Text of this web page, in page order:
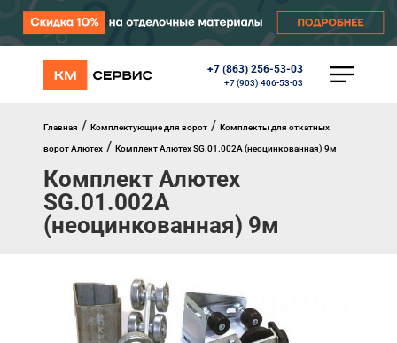
+7 (863) 256-53-03
+7 (903) 406-53-03
КАТАЛОГ
Перегрузочное оборудование
Уличные калитки
Шлагбаумы
Противопожарные ворота
Противопожарные шторы
Маркизы
Окна, порталы, двери
Главная / Комплектующие для ворот / Комплекты для откатных
ворот Алютех / Комплект Алютех SG.01.002A (неоцинкованная) 9м
Комплект Алютех
SG.01.002A
(неоцинкованная) 9м